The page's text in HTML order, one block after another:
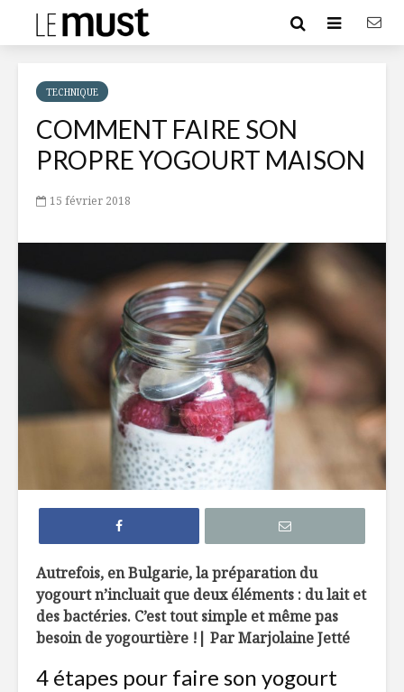
TECHNIQUE
COMMENT FAIRE SON
PROPRE YOGOURT MAISON
15 février 2018
Autrefois, en Bulgarie, la préparation du
yogourt n’incluait que deux éléments : du lait et
des bactéries. C’est tout simple et même pas
besoin de yogourtière !| Par Marjolaine Jetté
4 étapes pour faire son yogourt
Comment cuisiner
la noix de coco
maison
Comment faire son
propre yogourt
maison
propres
marinés
main
Tout sur